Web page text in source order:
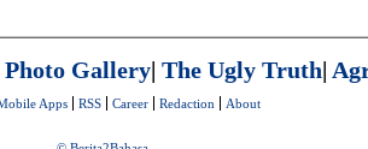
Photo Gallery| The Ugly Truth|
Apps RSS Career Redaction About